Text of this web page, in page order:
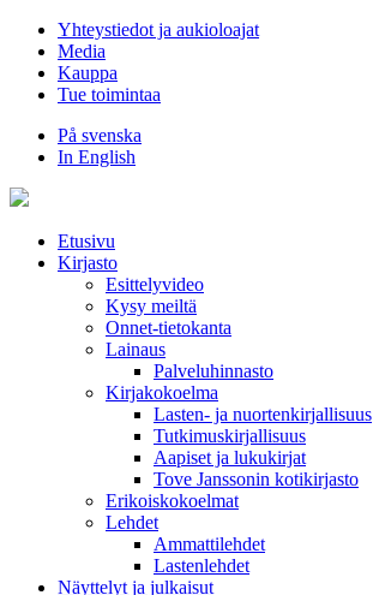
Hyppää
sisältöön
Yhteystiedot ja aukioloajat
Media
Kauppa
Tue toimintaa
På svenska
In English
Etusivu
Kirjasto
Esittelyvideo
Kysy meiltä
Onnet-tietokanta
Lainaus
Palveluhinnasto
Kirjakokoelma
Lasten- ja nuortenkirjallisuus
Tutkimuskirjallisuus
Aapiset ja lukukirjat
Tove Janssonin kotikirjasto
Erikoiskokoelmat
Lehdet
Ammattilehdet
Lastenlehdet
Näyttelyt ja julkaisut